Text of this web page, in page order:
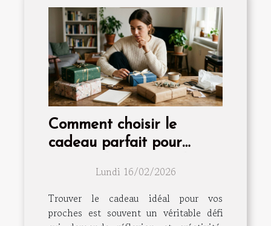
Comment choisir le
cadeau parfait pour
Lundi 16/02/2026
Trouver le cadeau idéal pour vos
proches est souvent un véritable défi